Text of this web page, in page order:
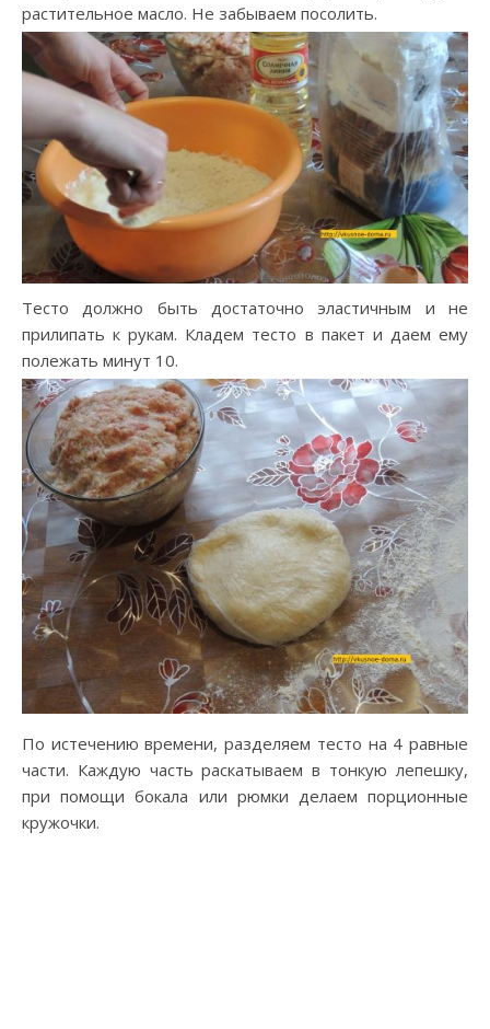
растительное масло. Не забываем посолить.
Тесто должно быть достаточно эластичным и не
прилипать к рукам. Кладем тесто в пакет и даем ему
полежать минут 10.
По истечению времени, разделяем тесто на 4 равные
части. Каждую часть раскатываем в тонкую лепешку,
при помощи бокала или рюмки делаем порционные
кружочки.